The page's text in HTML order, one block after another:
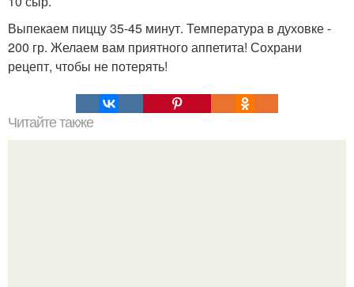
Выпекаем пиццу 35-45 минут. Температура в духовке -
200 гр. Желаем вам приятного аппетита! Сохрани
рецепт, чтобы не потерять!
Читайте также